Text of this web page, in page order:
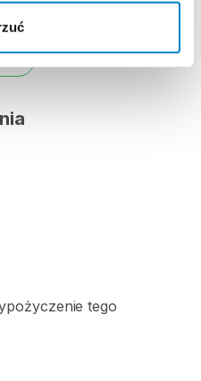
tego